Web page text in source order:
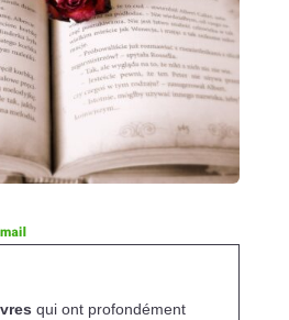
qui ont profondément